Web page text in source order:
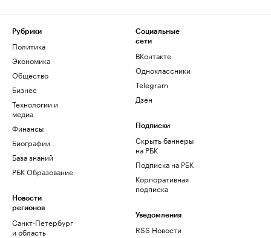
Рубрики
Политика
Экономика
Общество
Бизнес
Технологии и
медиа
Финансы
Биографии
База знаний
РБК Образование
Новости
регионов
Санкт-Петербург
и область
Социальные
сети
ВКонтакте
Одноклассники
Telegram
Дзен
Подписки
Скрыть баннеры
на РБК
Подписка на РБК
Корпоративная
подписка
Уведомления
RSS Новости